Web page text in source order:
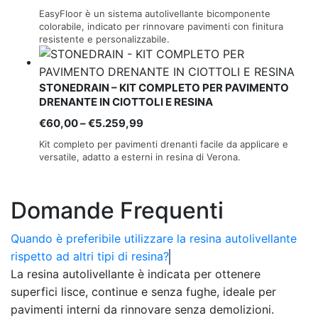
di
prezzo:
da
€229,00
a
€1.459,00
EasyFloor è un sistema autolivellante bicomponente
colorabile, indicato per rinnovare pavimenti con finitura
resistente e personalizzabile.
STONEDRAIN – KIT COMPLETO PER PAVIMENTO
DRENANTE IN CIOTTOLI E RESINA
€60,00–€5.259,99Fascia
di
prezzo:
a
€5.259,99
Kit completo per pavimenti drenanti facile da applicare e
versatile, adatto a esterni in resina di Verona.
Domande Frequenti
Quando è preferibile utilizzare la resina autolivellante
rispetto ad altri tipi di resina?
La resina autolivellante è indicata per ottenere
superfici lisce, continue e senza fughe, ideale per
pavimenti interni da rinnovare senza demolizioni.